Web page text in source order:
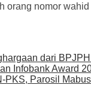
orang nomor
dari
Infobank Award
PKS, Parosil